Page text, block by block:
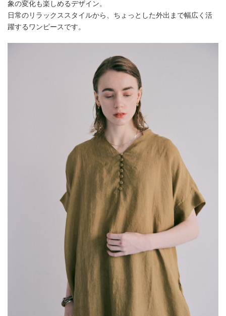
象の変化も楽しめるデザイン。
日常のリラックススタイルから、ちょっとした外出まで幅広く活
躍するワンピースです。